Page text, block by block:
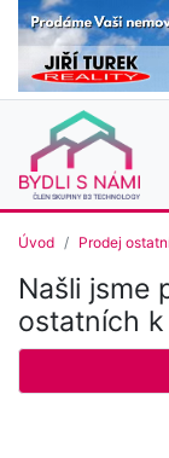
Úvod Prodej
Našli jsme
ostatních